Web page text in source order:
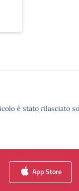
è stato rilasciato
App Store